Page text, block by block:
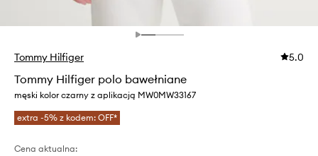
Tommy Hilfiger 5.0
Tommy Hilfiger polo bawełniane
męski kolor czarny z aplikacją MW0MW33167
extra -5% z kodem: OFF*
Cena aktualna: